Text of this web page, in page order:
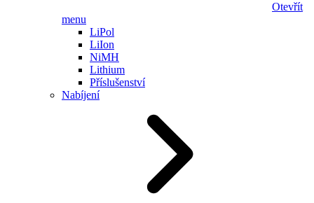
Otevřít
menu
LiPol
LiIon
NiMH
Lithium
Příslušenství
Nabíjení